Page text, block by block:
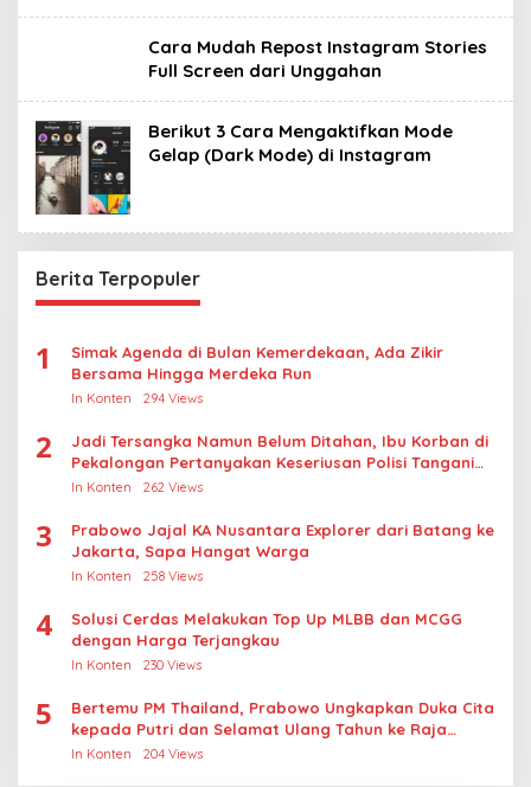
Cara Mudah Repost Instagram Stories
Full Screen dari Unggahan ‎
Berikut 3 Cara Mengaktifkan Mode
Gelap (Dark Mode) di Instagram
Berita Terpopuler
1
Simak Agenda di Bulan Kemerdekaan, Ada Zikir
Bersama Hingga Merdeka Run
In Konten 294 Views
2
Jadi Tersangka Namun Belum Ditahan, Ibu Korban di
Pekalongan Pertanyakan Keseriusan Polisi Tangani
Kasus Rudapksa Sampai Anaknya Hamil
In Konten 262 Views
3
Prabowo Jajal KA Nusantara Explorer dari Batang ke
Jakarta, Sapa Hangat Warga
In Konten 258 Views
4
Solusi Cerdas Melakukan Top Up MLBB dan MCGG
dengan Harga Terjangkau
In Konten 230 Views
5
Bertemu PM Thailand, Prabowo Ungkapkan Duka Cita
kepada Putri dan Selamat Ulang Tahun ke Raja
Thailand
In Konten 204 Views